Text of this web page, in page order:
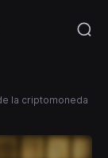
la criptomoneda